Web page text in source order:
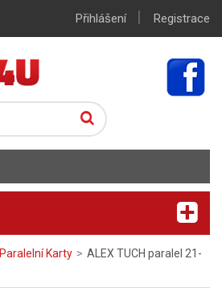
Paralelní Karty > ALEX TUCH paralel 21-
Přihlášení | Registrace